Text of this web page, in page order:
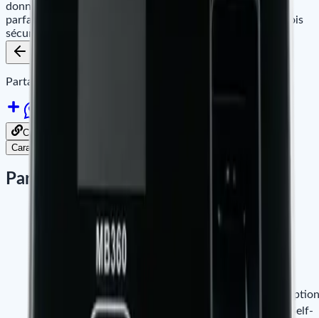
données. Son design élégant et moderne s’intègre
parfaitement dans tous les environnements, offrant à la fois
sécurité et esthétique.
Partager le site sur :
Copier le lien pour partager
Caractéristiques
Paramètres
Fingerprint Capacity
ID Card Capacity
Record Capacity
Display
Communication
TCP/IP, USB-Host, Wi-Fi
SMS, DTS, Scheduled-bell, Self-